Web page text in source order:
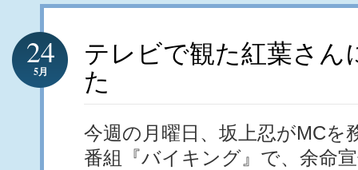
テレビで観た紅葉さん
た
24
5月
今週の月曜日、坂上忍がMCを
番組『バイキング』で、余命